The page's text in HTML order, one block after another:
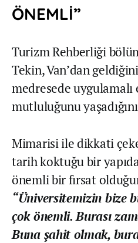
ÖNEMLİ”
Turizm Rehberliği
Tekin, Van’dan
medresede
mutluluğunu
Mimarisi ile dikkati
tarih koktuğu bir
önemli bir fırsat
“Üniversitemizin bize
çok önemli. Burası
Buna şahit olmak,